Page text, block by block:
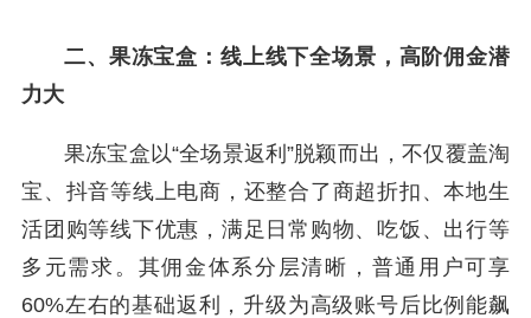
二、果冻宝盒：线上线下全场景，高阶佣金潜
力大
果冻宝盒以“全场景返利”脱颖而出，不仅覆盖淘
宝、抖音等线上电商，还整合了商超折扣、本地生
活团购等线下优惠，满足日常购物、吃饭、出行等
多元需求。其佣金体系分层清晰，普通用户可享
60%左右的基础返利，升级为高级账号后比例能飙